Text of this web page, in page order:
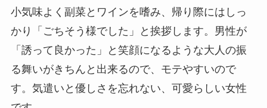
小気味よく副菜とワインを嗜み、帰り際にはしっ
かり「ごちそう様でした」と挨拶します。男性が
「誘って良かった」と笑顔になるような大人の振
る舞いがきちんと出来るので、モテやすいので
す。気遣いと優しさを忘れない、可愛らしい女性